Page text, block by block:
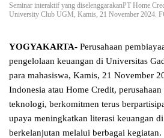
Seminar interaktif yang diselenggarakanPT Home
University Club UGM, Kamis, 21 November 2024.
YOGYAKARTA- Perusahaan
pengelolaan keuangan di Universitas
para mahasiswa, Kamis, 21 November
Indonesia atau Home Credit,
teknologi, berkomitmen terus
upaya meningkatkan literasi keuangan
berkelanjutan melalui berbagai kegiatan.